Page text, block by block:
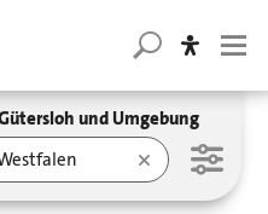
und Umgebung